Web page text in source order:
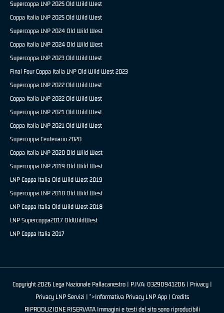
Supercoppa LNP 2025 Old Wild West
Coppa Italia LNP 2025 Old Wild West
Supercoppa LNP 2024 Old Wild West
Coppa Italia LNP 2024 Old Wild West
Supercoppa LNP 2023 Old Wild West
Final Four Coppa Italia LNP Old Wild West 2023
Supercoppa LNP 2022 Old Wild West
Coppa Italia LNP 2022 Old Wild West
Supercoppa LNP 2021 Old Wild West
Coppa Italia LNP 2021 Old Wild West
Supercoppa Centenario 2020
Coppa Italia LNP 2020 Old Wild West
Supercoppa LNP 2019 Old Wild West
LNP Coppa Italia Old Wild West 2019
Supercoppa LNP 2018 Old Wild West
LNP Coppa Italia Old Wild West 2018
LNP Supercoppa2017 OldWildWest
LNP Coppa Italia 2017
Copyright 2026 Lega Nazionale Pallacanestro | P.IVA: 03290941206 | Privacy|
Privacy LNP Servizi | ">Informativa Privacy LNP App | Credits
RIPRODUZIONE RISERVATA Immagini e testi del sito sono riproducibili